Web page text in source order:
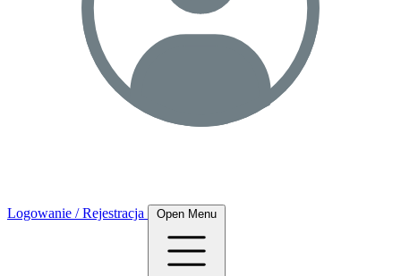
Logowanie / Rejestracja Open Menu